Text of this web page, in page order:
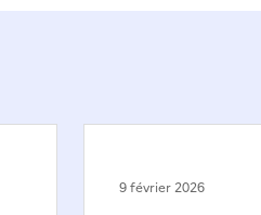
9 février 2026